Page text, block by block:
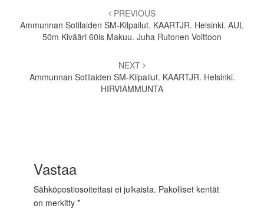
selaus
PREVIOUS
Ammunnan Sotilaiden SM-Kilpailut. KAARTJR. Helsinki. AUL
50m Kivääri 60ls Makuu. Juha Rutonen Voittoon
NEXT
Ammunnan Sotilaiden SM-Kilpailut. KAARTJR. Helsinki.
HIRVIAMMUNTA
Vastaa
Sähköpostiosoitettasi ei julkaista. Pakolliset kentät
on merkitty *